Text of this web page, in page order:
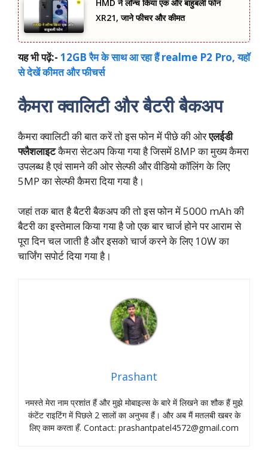
HMD ने लॉन्च किया एक और बाहुबली फोन
XR21, जाने फीचर और कीमत
यह भी पढ़ें:- 12GB रैम के साथ आ रहा हैं realme P2 Pro, यहॉ
से देखें कीमत और फीचर्स
कैमरा क्वालिटी और बैटरी बैकअप
कैमरा क्वालिटी की बात करें तो इस फोन में पीछे की ओरएलईडी
फ्लैशलाइटकैमरा सेटअप किया गया है जिसमें 8MP का मुख्य कैमरा
उपलब्ध है एवं सामने की ओर सेल्फी और वीडियो कॉलिंग के लिए
5MP का सेल्फी कैमरा दिया गया है।
जहां तक बात है बैटरी बैकअप की तो इस फोन में 5000 mAh की
बैटरी का इस्तेमाल किया गया है जो एक बार चार्ज होने पर आराम से
पूरा दिन चल जाती है और इसको चार्ज करने के लिए 10W का
चार्जिंग सपोर्ट दिया गया है।
Prashant
नमस्‍ते मेरा नाम प्रशांत हैं और मुझे मोबाइल्‍स के बारे में लिखने का शौक हैं मुझे
कंटेंट राइटिंग में पिछले 2 सालों का अनुभव हैं। और अब मैं मतलबी खबर के
लिए काम करता हँ. Contact: prashantpatel4572@gmail.com